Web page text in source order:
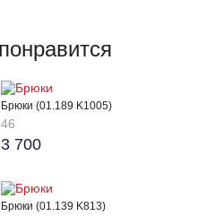
Брюки (01.189 K1005)
46
3 700
Брюки (01.139 K813)